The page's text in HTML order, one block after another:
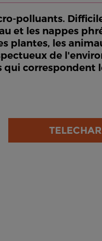
polluants.
et les nappes
plantes, les
de
qui correspondent